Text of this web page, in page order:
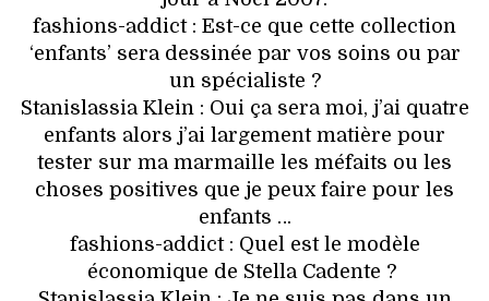
fashions-addict : Est-ce que cette collection
‘enfants’ sera dessinée par vos soins ou par
un spécialiste ?
Stanislassia Klein : Oui ça sera moi, j’ai quatre
enfants alors j’ai largement matière pour
tester sur ma marmaille les méfaits ou les
choses positives que je peux faire pour les
enfants …
fashions-addict : Quel est le modèle
économique de Stella Cadente ?